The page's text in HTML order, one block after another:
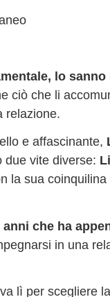
lo
ciò che li
relazione.
e affascinante,
due vite diverse:
la sua
anni che ha
in una
lì per scegliere